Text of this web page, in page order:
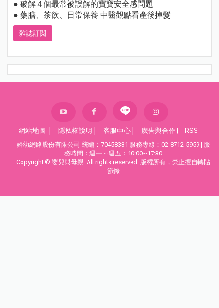
● 破解４個最常被誤解的寶寶安全感問題
● 藥膳、茶飲、日常保養 中醫觀點看產後掉髮
雜誌訂閱
網站地圖 隱私權說明 客服中心 廣告與合作 RSS
婦幼網路股份有限公司 統編：70458331 服務專線：02-8712-5959 | 服
務時間：週一～週五：10:00~17:30
Copyright © 嬰兒與母親. All rights reserved. 版權所有，禁止擅自轉貼
節錄